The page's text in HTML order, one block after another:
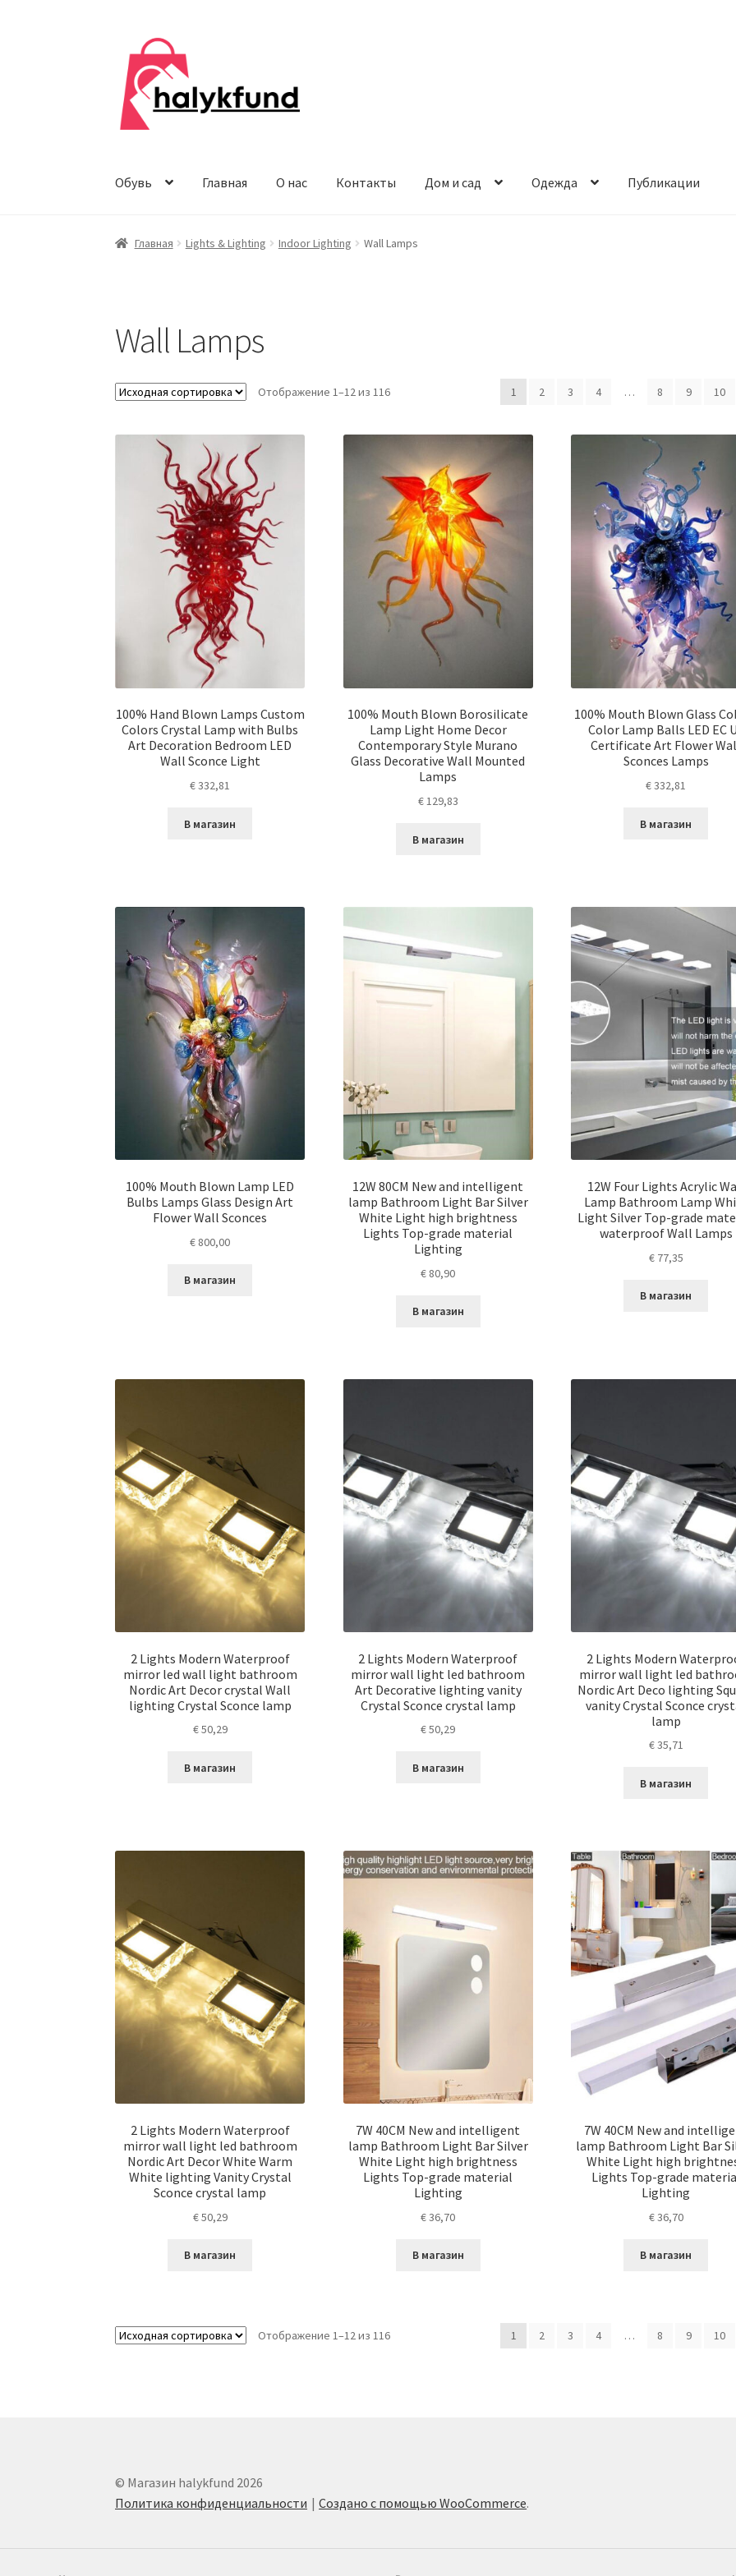
Перейти
навигации
Перейти
содержимому
Обувь Главная О нас Контакты Дом и сад Одежда Публикации
Главная Lights & Lighting Indoor Lighting Wall Lamps
Wall Lamps
Отображение 1–12 из 116 1 2 3 4 … 8 9 10
100% Hand Blown Lamps Custom
Colors Crystal Lamp with Bulbs
Art Decoration Bedroom LED
Wall Sconce Light
€332,81
В магазин
100% Mouth Blown Borosilicate
Lamp Light Home Decor
Contemporary Style Murano
Glass Decorative Wall Mounted
Lamps
€129,83
В магазин
100% Mouth Blown Glass
Color Lamp Balls LED EC
Certificate Art Flower
Sconces Lamps
€332,81
В магазин
100% Mouth Blown Lamp LED
Bulbs Lamps Glass Design Art
Flower Wall Sconces
€ 800,00
В магазин
12W 80CM New and intelligent
lamp Bathroom Light Bar Silver
White Light high brightness
Lights Top-grade material
Lighting
€ 80,90
В магазин
12W Four Lights Acrylic
Lamp Bathroom Lamp
Light Silver Top-grade
waterproof Wall Lamps
€77,35
В магазин
2 Lights Modern Waterproof
mirror led wall light bathroom
Nordic Art Decor crystal Wall
lighting Crystal Sconce lamp
€50,29
В магазин
2 Lights Modern Waterproof
mirror wall light led bathroom
Art Decorative lighting vanity
Crystal Sconce crystal lamp
€50,29
В магазин
2 Lights Modern
mirror wall light led
Nordic Art Deco lighting
vanity Crystal Sconce
lamp
€35,71
В магазин
2 Lights Modern Waterproof
mirror wall light led bathroom
Nordic Art Decor White Warm
White lighting Vanity Crystal
Sconce crystal lamp
€50,29
В магазин
7W 40CM New and intelligent
lamp Bathroom Light Bar Silver
White Light high brightness
Lights Top-grade material
Lighting
€36,70
В магазин
7W 40CM New and
lamp Bathroom Light Bar
White Light high
Lights Top-grade
Lighting
€36,70
В магазин
Отображение 1–12 из 116 1 2 3 4 … 8 9 10
© Магазин halykfund 2026
Политика конфиденциальности
Создано с помощью WooCommerce.